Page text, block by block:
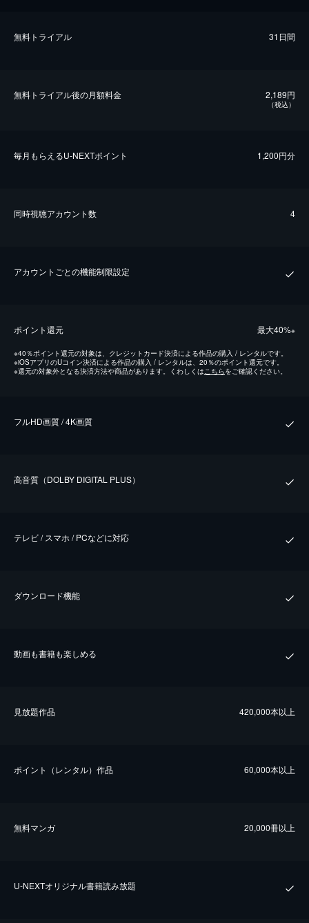
無料トライアル 31日間
無料トライアル後の⽉額料金 2,189円
（税込）
毎⽉もらえるU-NEXTポイント 1,200円分
同時視聴アカウント数 4
アカウントごとの機能制限設定
ポイント還元 最⼤40%※
※40％ポイント還元の対象は、クレジットカード決済による作品の購入 / レンタルです。
※iOSアプリのUコイン決済による作品の購入 / レンタルは、20％のポイント還元です。
※還元の対象外となる決済方法や商品があります。くわしくは こちらをご確認ください。
フルHD画質 / 4K画質
⾼⾳質（DOLBY DIGITAL PLUS）
テレビ / スマホ / PCなどに対応
ダウンロード機能
動画も書籍も楽しめる
⾒放題作品 420,000本以上
ポイント（レンタル）作品 60,000本以上
無料マンガ 20,000冊以上
U-NEXTオリジナル書籍読み放題